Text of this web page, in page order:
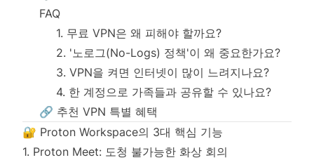
FAQ
1. 무료 VPN은 왜 피해야 할까요?
2. '노로그(No-Logs) 정책'이 왜 중요한가요?
3. VPN을 켜면 인터넷이 많이 느려지나요?
4. 한 계정으로 가족들과 공유할 수 있나요?
🔗 추천 VPN 특별 혜택
🔐 Proton Workspace의 3대 핵심 기능
1. Proton Meet: 도청 불가능한 화상 회의